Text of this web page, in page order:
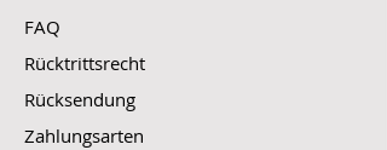
FAQ
Rücktrittsrecht
Rücksendung
Zahlungsarten